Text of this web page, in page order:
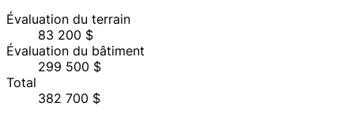
Évaluation du terrain
83 200 $
Évaluation du bâtiment
299 500 $
Total
382 700 $